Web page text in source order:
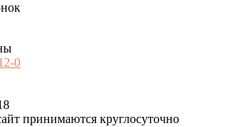
0
принимаются круглосуточно